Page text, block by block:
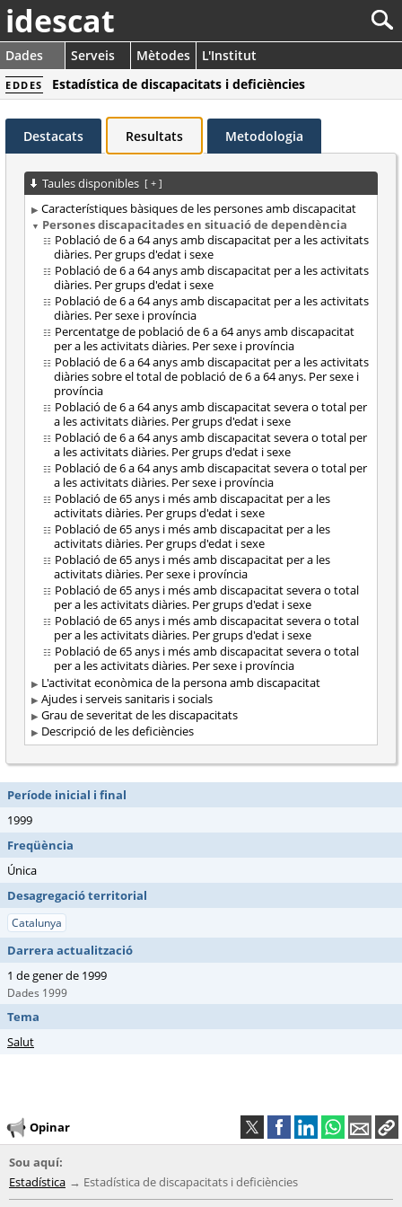
idescat
Dades Serveis Mètodes L'Institut
EDDES Estadística de discapacitats i deficiències
Destacats Resultats Metodologia
Taules disponibles [ + ]
Característiques bàsiques de les persones amb discapacitat
Persones discapacitades en situació de dependència
Població de 6 a 64 anys amb discapacitat per a les activitats
diàries. Per grups d'edat i sexe
Població de 6 a 64 anys amb discapacitat per a les activitats
diàries. Per grups d'edat i sexe
Població de 6 a 64 anys amb discapacitat per a les activitats
diàries. Per sexe i província
Percentatge de població de 6 a 64 anys amb discapacitat
per a les activitats diàries. Per sexe i província
Població de 6 a 64 anys amb discapacitat per a les activitats
diàries sobre el total de població de 6 a 64 anys. Per sexe i
província
Població de 6 a 64 anys amb discapacitat severa o total per
a les activitats diàries. Per grups d'edat i sexe
Població de 6 a 64 anys amb discapacitat severa o total per
a les activitats diàries. Per grups d'edat i sexe
Població de 6 a 64 anys amb discapacitat severa o total per
a les activitats diàries. Per sexe i província
Població de 65 anys i més amb discapacitat per a les
activitats diàries. Per grups d'edat i sexe
Població de 65 anys i més amb discapacitat per a les
activitats diàries. Per grups d'edat i sexe
Població de 65 anys i més amb discapacitat per a les
activitats diàries. Per sexe i província
Població de 65 anys i més amb discapacitat severa o total
per a les activitats diàries. Per grups d'edat i sexe
Població de 65 anys i més amb discapacitat severa o total
per a les activitats diàries. Per grups d'edat i sexe
Població de 65 anys i més amb discapacitat severa o total
per a les activitats diàries. Per sexe i província
L'activitat econòmica de la persona amb discapacitat
Ajudes i serveis sanitaris i socials
Grau de severitat de les discapacitats
Descripció de les deficiències
Període inicial i final
1999
Freqüència
Única
Desagregació territorial
Catalunya
Darrera actualització
1 de gener de 1999
Dades 1999
Tema
Salut
Opinar
Sou aquí:
Estadística
Estadística de discapacitats i deficiències